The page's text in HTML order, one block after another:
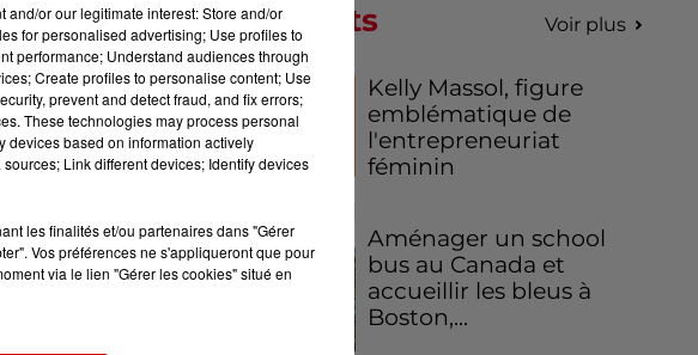
haricotssauront
, à based’huile
et pastèque,
!
Elleaugmente
Podcasts Voir plus
Kelly Massol, figure
emblématique de
l'entrepreneuriat
féminin
Aménager un school
bus au Canada et
accueillir les bleus à
Boston,...
or our legitimate interest: Store and/or
for personalised advertising; Use profiles to
performance; Understand audiences through
Create profiles to personalise content; Use
prevent and detect fraud, and fix errors;
These technologies may process personal
devices based on information actively
Link different devices; Identify devices
les finalités et/ou partenaires dans "Gérer
Vos préférences ne s'appliqueront que pour
via le lien "Gérer les cookies" situé en